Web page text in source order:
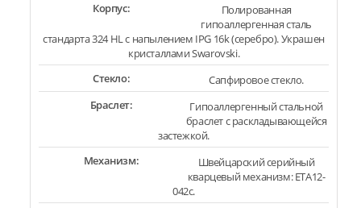
Корпус:
Полированная
гипоаллергенная сталь
стандарта 324 HL с напылением IPG 16k (серебро). Украшен
кристаллами Swarovski.
Стекло:
Сапфировое стекло.
Браслет:
Гипоаллергенный стальной
браслет с раскладывающейся
застежкой.
Механизм:
Швейцарский серийный
кварцевый механизм: ETA12-
042c.